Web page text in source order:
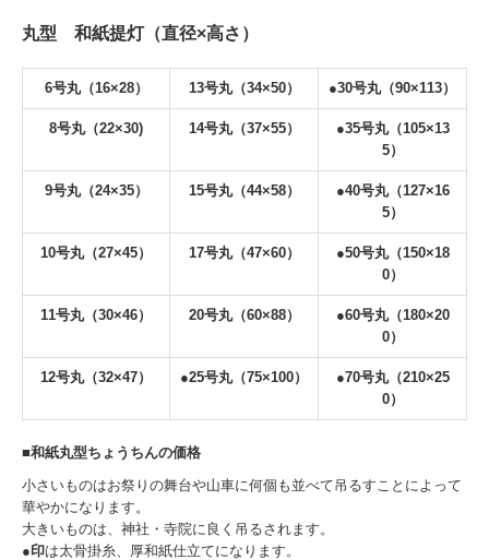
丸型 和紙提灯（直径×高さ）
6号丸（16×28） 13号丸（34×50） ●30号丸（90×113）
8号丸（22×30) 14号丸（37×55） ●35号丸（105×13
5）
9号丸（24×35） 15号丸（44×58） ●40号丸（127×16
5）
10号丸（27×45） 17号丸（47×60） ●50号丸（150×18
0）
11号丸（30×46） 20号丸（60×88） ●60号丸（180×20
0）
12号丸（32×47） ●25号丸（75×100） ●70号丸（210×25
0）
■和紙丸型ちょうちんの価格
小さいものはお祭りの舞台や山車に何個も並べて吊るすことによって
華やかになります。
大きいものは、神社・寺院に良く吊るされます。
●印は太骨掛糸、厚和紙仕立てになります。